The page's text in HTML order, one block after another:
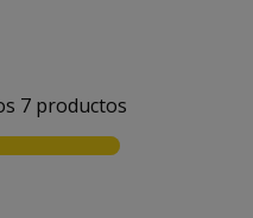
7 productos